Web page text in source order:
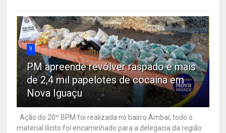
9
PM apreende revólver raspado e mais
de 2,4 mil papelotes de cocaína em
Nova Iguaçu
Ação do 20º BPM foi realizada no bairro Ambaí; todo o
material ilícito foi encaminhado para a delegacia da região